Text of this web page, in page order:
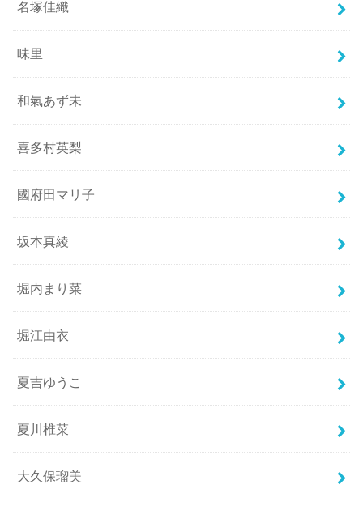
名塚佳織
味里
和氣あず未
喜多村英梨
國府田マリ子
坂本真綾
堀内まり菜
堀江由衣
夏吉ゆうこ
夏川椎菜
大久保瑠美